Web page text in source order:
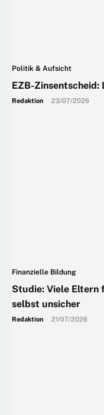
Politik & Aufsicht
EZB-Zinsentscheid:
Redaktion 23/07/2026
Finanzielle Bildung
Studie: Viele Eltern
selbst unsicher
Redaktion 21/07/2026